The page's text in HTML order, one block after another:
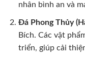
nhân bình an và
Đá Phong Thủy
Bích. Các vật
triển, giúp cải